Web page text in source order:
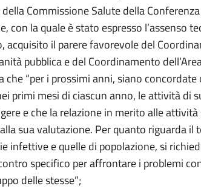
Commissione Salute della
con la quale è stato espresso l’assenso
acquisito il parere favorevole del
pubblica e del Coordinamento
che “per i prossimi anni, siano concordate
primi mesi di ciascun anno, le attività di
e che la relazione in merito alle
sua valutazione. Per quanto riguarda il
infettive e quelle di popolazione, si
specifico per affrontare i problemi
delle stesse”;